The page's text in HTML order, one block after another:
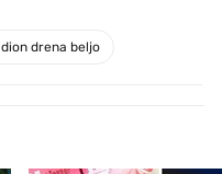
dion drena beljo